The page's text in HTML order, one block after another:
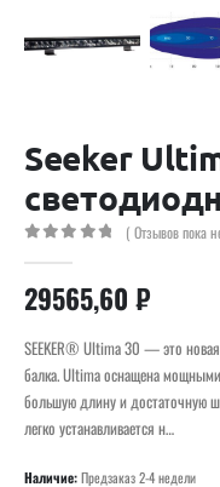
Seeker
( Отзывов пока
29565,60 ₽
SEEKER® Ultima 30 — это
балка. Ultima оснащена
большую длину и достаточную
легко устанавливается н…
Наличие:Предзаказ 2-4 недели